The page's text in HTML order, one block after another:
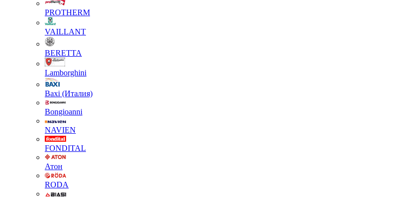
PROTHERM
VAILLANT
BERETTA
Lamborghini
Baxi (Италия)
Вongioanni
NAVIEN
FONDITAL
Атон
RODA